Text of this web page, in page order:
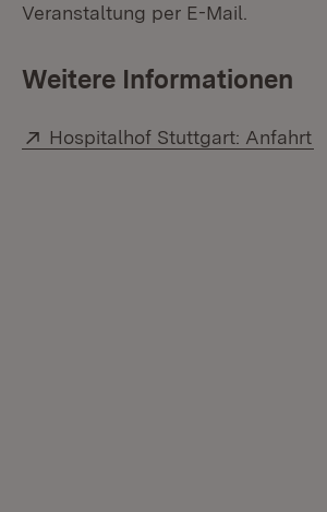
Veranstaltung per E-Mail.
Weitere Informationen
Extern:
Hospitalhof Stuttgart: Anfahrt